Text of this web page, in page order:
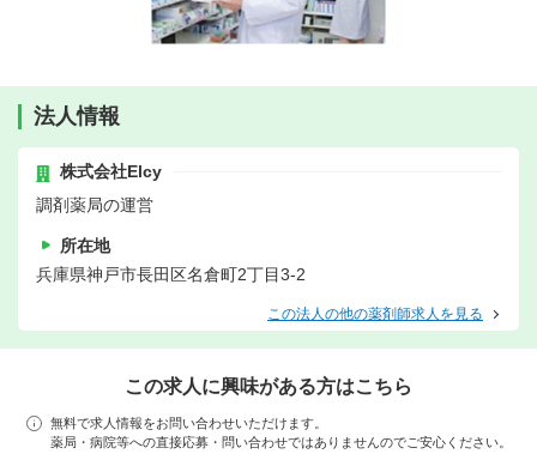
法人情報
株式会社Elcy
調剤薬局の運営
所在地
兵庫県神戸市長田区名倉町2丁目3-2
この法人の他の薬剤師求人を見る
この求人に興味がある方はこちら
無料で求人情報をお問い合わせいただけます。
薬局・病院等への直接応募・問い合わせではありませんのでご安心ください。